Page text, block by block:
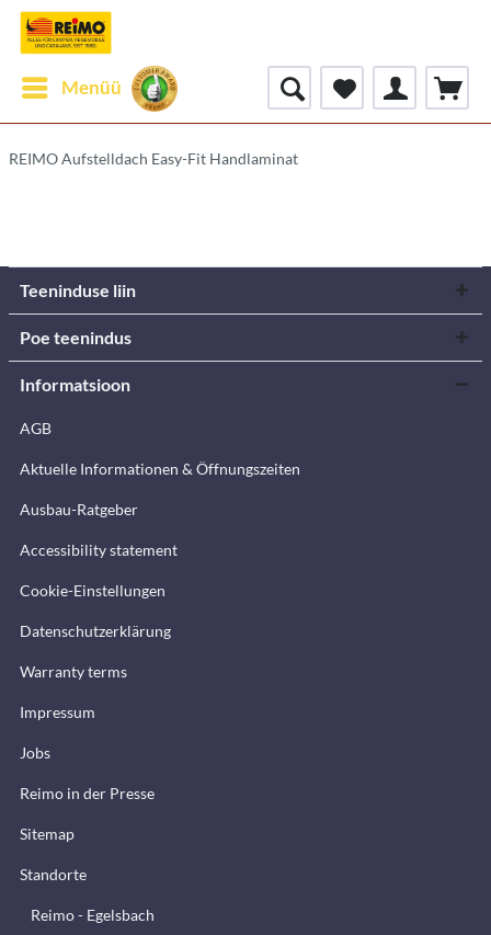
Menüü
REIMO Aufstelldach Easy-Fit Handlaminat
Teeninduse liin
Poe teenindus
Informatsioon
AGB
Aktuelle Informationen & Öffnungszeiten
Ausbau-Ratgeber
Accessibility statement
Cookie-Einstellungen
Datenschutzerklärung
Warranty terms
Impressum
Jobs
Reimo in der Presse
Sitemap
Standorte
Reimo - Egelsbach